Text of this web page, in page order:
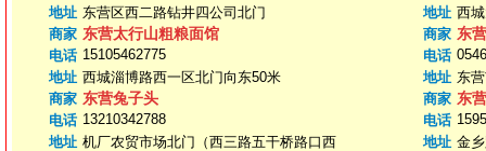
地址 东营区西二路钻井四公司北门
地址 西
商家 东营太行山粗粮面馆
电话 15105462775
地址 西城淄博路西一区北门向东50米
商家 东
电话
地址 东
商家 东营兔子头
电话 13210342788
地址 机厂农贸市场北门（西三路五干桥路口西
商家 东
电话
地址 金